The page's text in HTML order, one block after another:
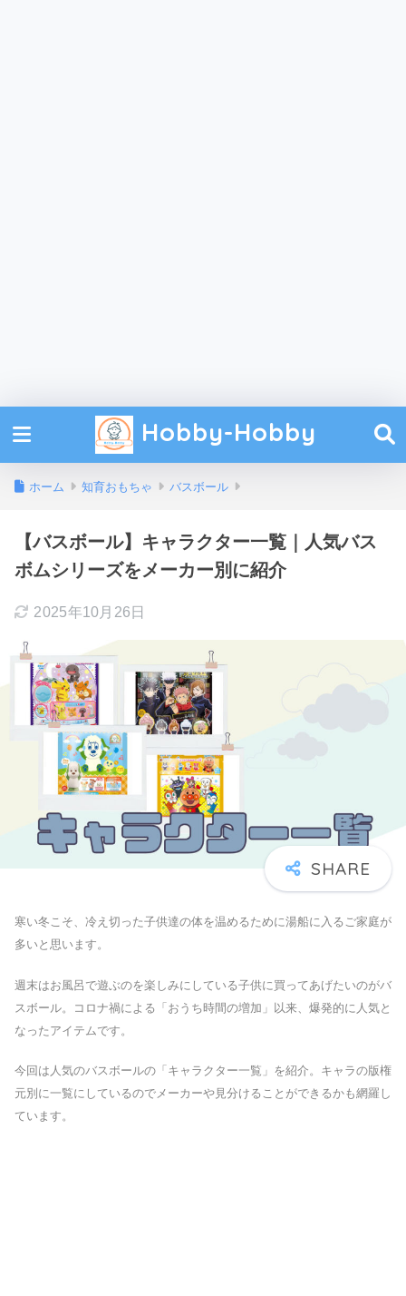
Hobby-Hobby
ホーム 知育おもちゃ バスボール
【バスボール】キャラクター一覧｜人気バス
ボムシリーズをメーカー別に紹介
2025年10月26日
寒い冬こそ、冷え切った子供達の体を温めるために湯船に入るご家庭が
多いと思います。
週末はお風呂で遊ぶのを楽しみにしている子供に買ってあげたいのがバ
スボール。コロナ禍による「おうち時間の増加」以来、爆発的に人気と
なったアイテムです。
今回は人気のバスボールの「キャラクター一覧」を紹介。キャラの版権
元別に一覧にしているのでメーカーや見分けることができるかも網羅し
ています。